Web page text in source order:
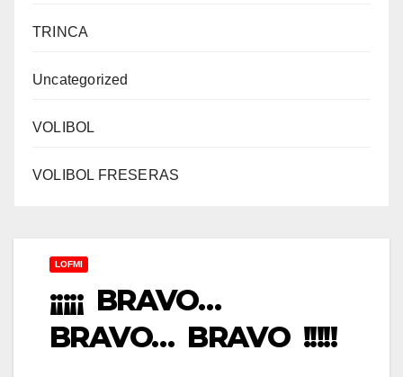
TRINCA
Uncategorized
VOLIBOL
VOLIBOL FRESERAS
LOFMI
¡¡¡¡¡ BRAVO…
BRAVO… BRAVO !!!!!